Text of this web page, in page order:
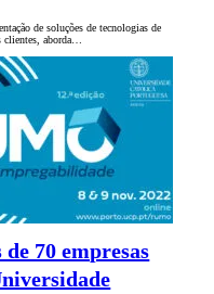
de soluções de tecnologias de
clientes, aborda…
70 empresas